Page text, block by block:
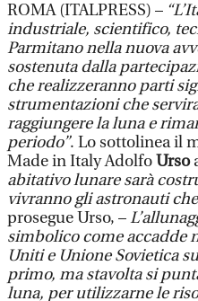
ROMA (ITALPRESS) –
industriale, scientifico,
Parmitano nella nuova
sostenuta dalla
che realizzeranno parti
strumentazioni che
raggiungere la luna e
periodo”. Lo sottolinea il
Made in Italy AdolfoUrso
abitativo lunare sarà
vivranno gli astronauti
prosegue Urso, –
simbolico come accadde
Uniti e Unione Sovietica
primo, ma stavolta si
luna, per utilizzarne le